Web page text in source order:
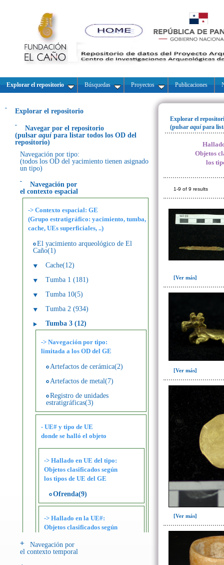
Explorar el repositorio Búsquedas Proyectos Publicaciones
Explorar el repositorio
Navegar por el repositorio
(pulsar aquí para listar todos los OD del
repositorio)
Navegación por tipo:
(todos los OD del yacimiento tienen asignado
un tipo)
Navegación por
el contexto espacial
-> Contexto espacial: GE
(Grupo estratigráfico: yacimiento, tumba,
cache, UEs superficiales, ..)
El yacimiento arqueológico de El
Caño(1)
Cache(12)
Tumba 1 (181)
Tumba 10(5)
Tumba 2 (934)
Tumba 3 (12)
-> Navegación por tipo:
limitada a los OD del GE
Artefactos de cerámica(2)
Artefactos de metal(7)
Registro de unidades
estratigráficas(3)
- UE# y tipo de UE
donde se halló el objeto
-> Hallado en UE del tipo:
Objetos clasificados según
los tipos de UE del GE
Ofrenda(9)
-> Hallado en la UE#:
Objetos clasificados según
113(8)
Navegación por
el contexto temporal
Explorar el
(pulsar aquípara
Objetos
los
1-9 of 9 results
[Ver más]
[Ver más]
[Ver más]